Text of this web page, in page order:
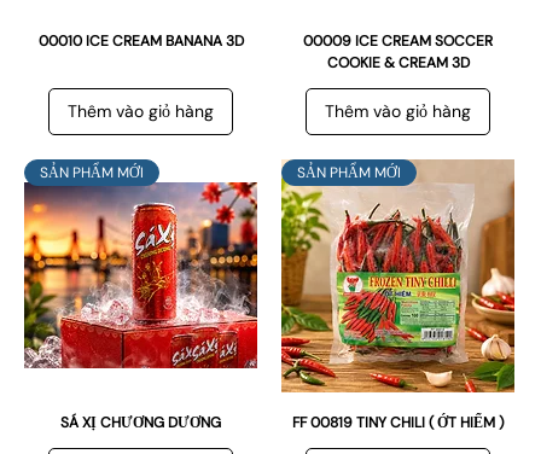
00010 ICE CREAM BANANA 3D
Thêm vào giỏ hàng
00009 ICE CREAM SOCCER
COOKIE & CREAM 3D
Thêm vào giỏ hàng
SẢN PHẨM MỚI
SÁ XỊ CHƯƠNG DƯƠNG
SẢN PHẨM MỚI
FF 00819 TINY CHILI ( ỚT HIỂM )